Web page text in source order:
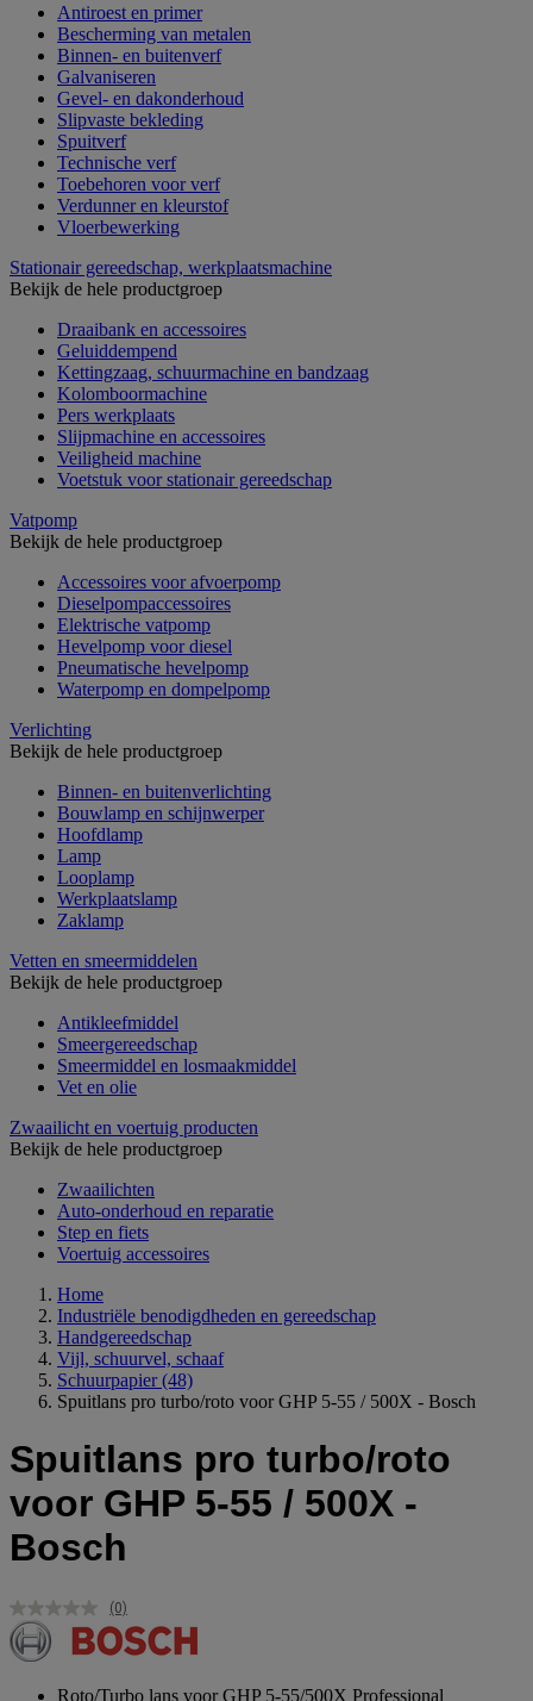
Antiroest en primer
Bescherming van metalen
Binnen- en buitenverf
Galvaniseren
Gevel- en dakonderhoud
Slipvaste bekleding
Spuitverf
Technische verf
Toebehoren voor verf
Verdunner en kleurstof
Vloerbewerking
Stationair gereedschap, werkplaatsmachine
Bekijk de hele productgroep
Draaibank en accessoires
Geluiddempend
Kettingzaag, schuurmachine en bandzaag
Kolomboormachine
Pers werkplaats
Slijpmachine en accessoires
Veiligheid machine
Voetstuk voor stationair gereedschap
Vatpomp
Bekijk de hele productgroep
Accessoires voor afvoerpomp
Dieselpompaccessoires
Elektrische vatpomp
Hevelpomp voor diesel
Pneumatische hevelpomp
Waterpomp en dompelpomp
Verlichting
Bekijk de hele productgroep
Binnen- en buitenverlichting
Bouwlamp en schijnwerper
Hoofdlamp
Lamp
Looplamp
Werkplaatslamp
Zaklamp
Vetten en smeermiddelen
Bekijk de hele productgroep
Antikleefmiddel
Smeergereedschap
Smeermiddel en losmaakmiddel
Vet en olie
Zwaailicht en voertuig producten
Bekijk de hele productgroep
Zwaailichten
Auto-onderhoud en reparatie
Step en fiets
Voertuig accessoires
Home
Industriële benodigdheden en gereedschap
Handgereedschap
Vijl, schuurvel, schaaf
Schuurpapier (48)
Spuitlans pro turbo/roto voor GHP 5-55 / 500X - Bosch
Spuitlans pro turbo/roto
voor GHP 5-55 / 500X -
Bosch
Geen
scorewaarde.
Dezelfde
(0)
Roto/Turbo lans voor GHP 5-55/500X Professional